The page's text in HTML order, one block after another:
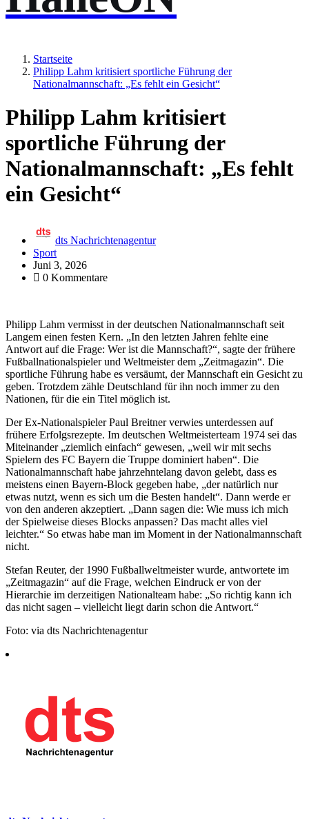
Startseite
Philipp Lahm kritisiert sportliche Führung der
Nationalmannschaft: „Es fehlt ein Gesicht“
Philipp Lahm kritisiert
sportliche Führung der
Nationalmannschaft: „Es fehlt
ein Gesicht“
dts Nachrichtenagentur
Sport
Juni 3, 2026
0 Kommentare
Philipp Lahm vermisst in der deutschen Nationalmannschaft seit
Langem einen festen Kern. „In den letzten Jahren fehlte eine
Antwort auf die Frage: Wer ist die Mannschaft?“, sagte der frühere
Fußballnationalspieler und Weltmeister dem „Zeitmagazin“. Die
sportliche Führung habe es versäumt, der Mannschaft ein Gesicht zu
geben. Trotzdem zähle Deutschland für ihn noch immer zu den
Nationen, für die ein Titel möglich ist.
Der Ex-Nationalspieler Paul Breitner verwies unterdessen auf
frühere Erfolgsrezepte. Im deutschen Weltmeisterteam 1974 sei das
Miteinander „ziemlich einfach“ gewesen, „weil wir mit sechs
Spielern des FC Bayern die Truppe dominiert haben“. Die
Nationalmannschaft habe jahrzehntelang davon gelebt, dass es
meistens einen Bayern-Block gegeben habe, „der natürlich nur
etwas nutzt, wenn es sich um die Besten handelt“. Dann werde er
von den anderen akzeptiert. „Dann sagen die: Wie muss ich mich
der Spielweise dieses Blocks anpassen? Das macht alles viel
leichter.“ So etwas habe man im Moment in der Nationalmannschaft
nicht.
Stefan Reuter, der 1990 Fußballweltmeister wurde, antwortete im
„Zeitmagazin“ auf die Frage, welchen Eindruck er von der
Hierarchie im derzeitigen Nationalteam habe: „So richtig kann ich
das nicht sagen – vielleicht liegt darin schon die Antwort.“
Foto: via dts Nachrichtenagentur